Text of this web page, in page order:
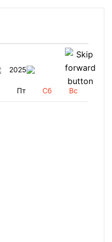
2025
Пт Сб Вс